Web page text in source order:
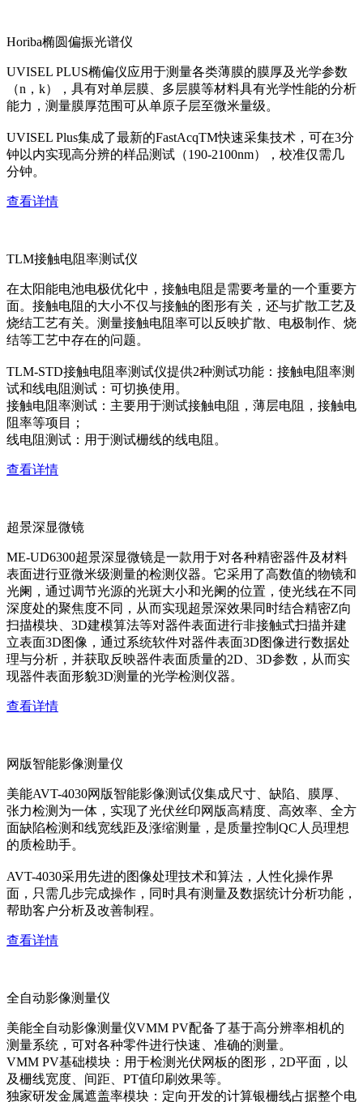
Horiba椭圆偏振光谱仪
UVISEL PLUS椭偏仪应用于测量各类薄膜的膜厚及光学参数
（n，k），具有对单层膜、多层膜等材料具有光学性能的分析
能力，测量膜厚范围可从单原子层至微米量级。
UVISEL Plus集成了最新的FastAcqTM快速采集技术，可在3分
钟以内实现高分辨的样品测试（190-2100nm），校准仅需几
分钟。
查看详情
TLM接触电阻率测试仪
在太阳能电池电极优化中，接触电阻是需要考量的一个重要方
面。接触电阻的大小不仅与接触的图形有关，还与扩散工艺及
烧结工艺有关。测量接触电阻率可以反映扩散、电极制作、烧
结等工艺中存在的问题。
TLM-STD接触电阻率测试仪提供2种测试功能：接触电阻率测
试和线电阻测试：可切换使用。
接触电阻率测试：主要用于测试接触电阻，薄层电阻，接触电
阻率等项目；
线电阻测试：用于测试栅线的线电阻。
查看详情
超景深显微镜
ME-UD6300超景深显微镜是一款用于对各种精密器件及材料
表面进行亚微米级测量的检测仪器。它采用了高数值的物镜和
光阑，通过调节光源的光斑大小和光阑的位置，使光线在不同
深度处的聚焦度不同，从而实现超景深效果同时结合精密Z向
扫描模块、3D建模算法等对器件表面进行非接触式扫描并建
立表面3D图像，通过系统软件对器件表面3D图像进行数据处
理与分析，并获取反映器件表面质量的2D、3D参数，从而实
现器件表面形貌3D测量的光学检测仪器。
查看详情
网版智能影像测量仪
美能AVT-4030网版智能影像测试仪集成尺寸、缺陷、膜厚、
张力检测为一体，实现了光伏丝印网版高精度、高效率、全方
面缺陷检测和线宽线距及涨缩测量，是质量控制QC人员理想
的质检助手。
AVT-4030采用先进的图像处理技术和算法，人性化操作界
面，只需几步完成操作，同时具有测量及数据统计分析功能，
帮助客户分析及改善制程。
查看详情
全自动影像测量仪
美能全自动影像测量仪VMM PV配备了基于高分辨率相机的
测量系统，可对各种零件进行快速、准确的测量。
VMM PV基础模块：用于检测光伏网板的图形，2D平面，以
及栅线宽度、间距、PT值印刷效果等。
独家研发金属遮盖率模块：定向开发的计算银栅线占据整个电